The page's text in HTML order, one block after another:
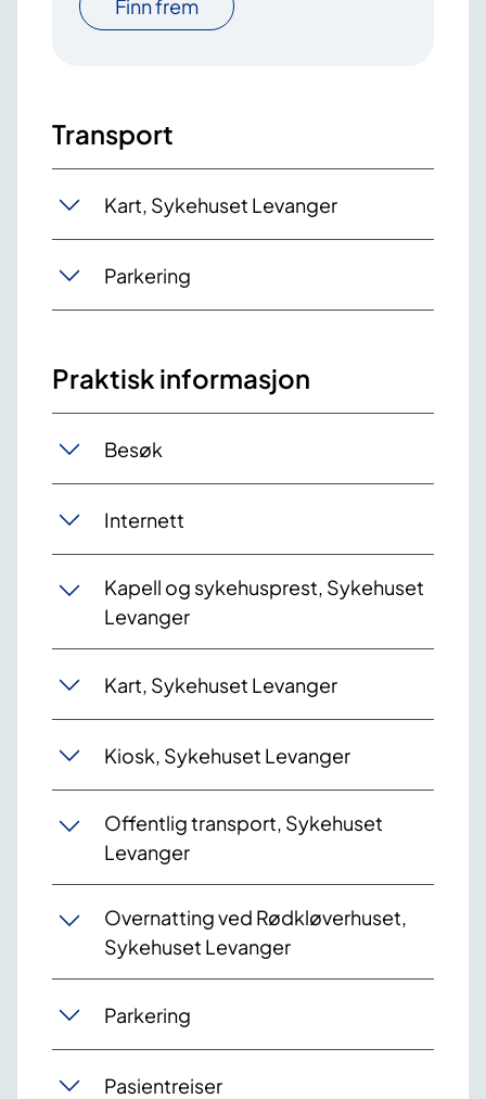
Finn frem
Transport
Kart, Sykehuset Levanger
Parkering
Praktisk informasjon
Besøk
Internett
Kapell og sykehusprest, Sykehuset
Levanger
Kart, Sykehuset Levanger
Kiosk, Sykehuset Levanger
Offentlig transport, Sykehuset
Levanger
Overnatting ved Rødkløverhuset,
Sykehuset Levanger
Parkering
Pasientreiser